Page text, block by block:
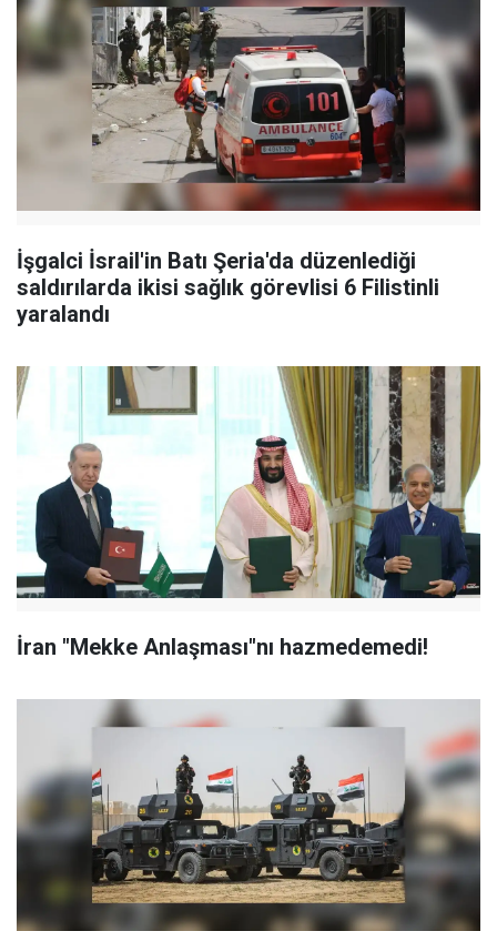
İşgalci İsrail'in Batı Şeria'da düzenlediği
saldırılarda ikisi sağlık görevlisi 6 Filistinli
yaralandı
İran "Mekke Anlaşması"nı hazmedemedi!